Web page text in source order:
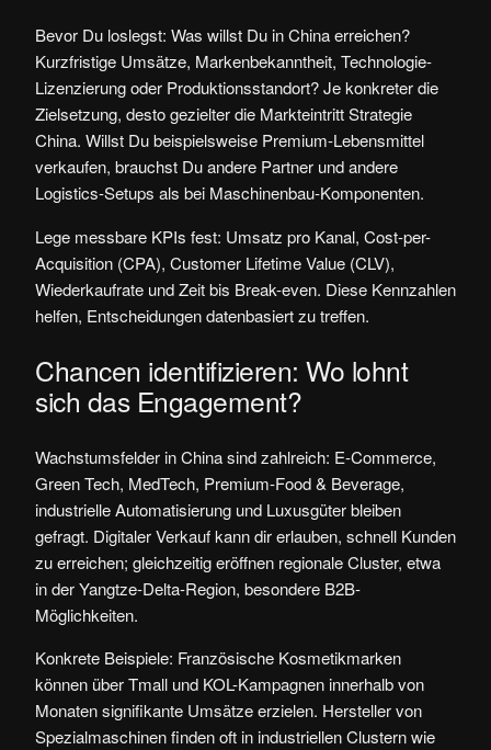
Bevor Du loslegst: Was willst Du in China erreichen?
Kurzfristige Umsätze, Markenbekanntheit, Technologie-
Lizenzierung oder Produktionsstandort? Je konkreter die
Zielsetzung, desto gezielter die Markteintritt Strategie
China. Willst Du beispielsweise Premium-Lebensmittel
verkaufen, brauchst Du andere Partner und andere
Logistics-Setups als bei Maschinenbau-Komponenten.
Lege messbare KPIs fest: Umsatz pro Kanal, Cost-per-
Acquisition (CPA), Customer Lifetime Value (CLV),
Wiederkaufrate und Zeit bis Break-even. Diese Kennzahlen
helfen, Entscheidungen datenbasiert zu treffen.
Chancen identifizieren: Wo lohnt
sich das Engagement?
Wachstumsfelder in China sind zahlreich: E‑Commerce,
Green Tech, MedTech, Premium-Food & Beverage,
industrielle Automatisierung und Luxusgüter bleiben
gefragt. Digitaler Verkauf kann dir erlauben, schnell Kunden
zu erreichen; gleichzeitig eröffnen regionale Cluster, etwa
in der Yangtze-Delta-Region, besondere B2B-
Möglichkeiten.
Konkrete Beispiele: Französische Kosmetikmarken
können über Tmall und KOL-Kampagnen innerhalb von
Monaten signifikante Umsätze erzielen. Hersteller von
Spezialmaschinen finden oft in industriellen Clustern wie